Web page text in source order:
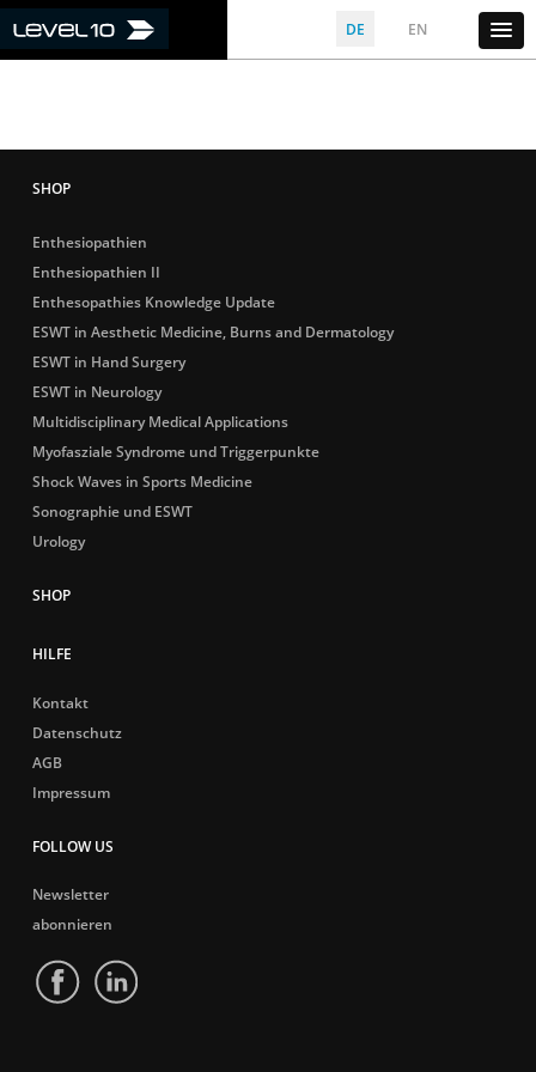
DE EN
Enthesiopathien
Enthesiopathien II
Enthesopathies Knowledge Update
ESWT in Aesthetic Medicine, Burns and Dermatology
ESWT in Hand Surgery
ESWT in Neurology
Multidisciplinary Medical Applications
Myofasziale Syndrome und Triggerpunkte
Shock Waves in Sports Medicine
Sonographie und ESWT
Urology
HILFE
Kontakt
Datenschutz
AGB
Impressum
FOLLOW US
Newsletter
abonnieren